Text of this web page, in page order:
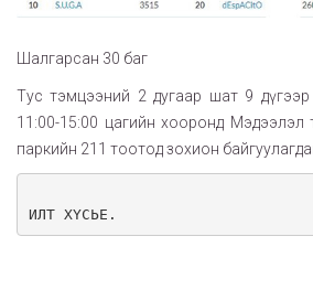
Шалгарсан 30 баг
Тус тэмцээний 2 дугаар шат 9
11:00-15:00 цагийн хооронд Мэдээлэл
паркийн 211 тоотод зохион
ИЛТ ХҮСЬЕ.